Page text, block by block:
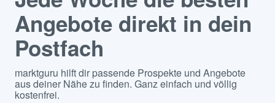
Angebote direkt in dein
Postfach
marktguru hilft dir passende Prospekte und Angebote
aus deiner Nähe zu finden. Ganz einfach und völlig
kostenfrei.